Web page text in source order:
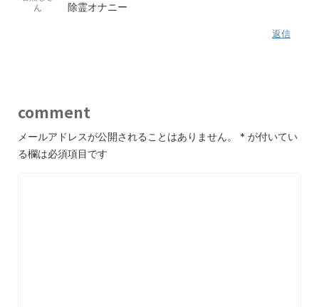
ん
除霊オナニー
返信
comment
メールアドレスが公開されることはありません。 * が付いてい
る欄は必須項目です